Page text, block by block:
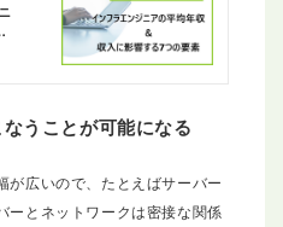
うことが可能になる
が広いので、たとえばサーバー
ーとネットワークは密接な関係